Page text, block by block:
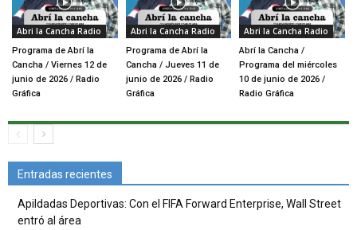
Abri la Cancha Radio
Programa de Abrí la
Cancha / Viernes 12 de
junio de 2026 / Radio
Gráfica
Abri la Cancha Radio
Programa de Abrí la
Cancha / Jueves 11 de
junio de 2026 / Radio
Gráfica
Abri la Cancha Radio
Abrí la Cancha /
Programa del miércoles
10 de junio de 2026 /
Radio Gráfica
Entradas recientes
Apildadas Deportivas: Con el FIFA Forward Enterprise, Wall Street
entró al área